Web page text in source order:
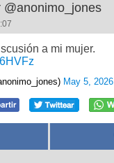
a mi mujer.
May 5, 2026